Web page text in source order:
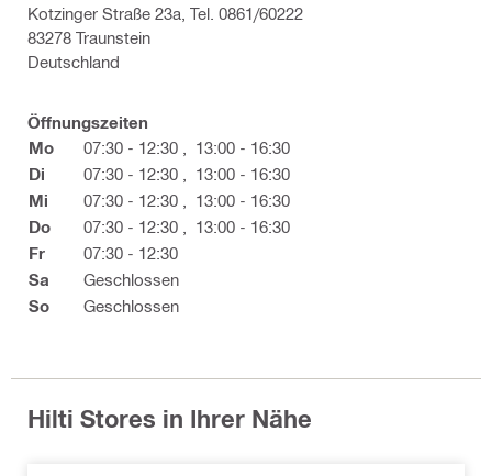
Kotzinger Straße 23a, Tel. 0861/60222
83278 Traunstein
Deutschland
Öffnungszeiten
Mo
07:30 - 12:30
13:00 - 16:30
Di
07:30 - 12:30
13:00 - 16:30
Mi
07:30 - 12:30
13:00 - 16:30
Do
07:30 - 12:30
13:00 - 16:30
Fr
07:30 - 12:30
Sa
Geschlossen
So
Geschlossen
Hilti Stores in Ihrer Nähe